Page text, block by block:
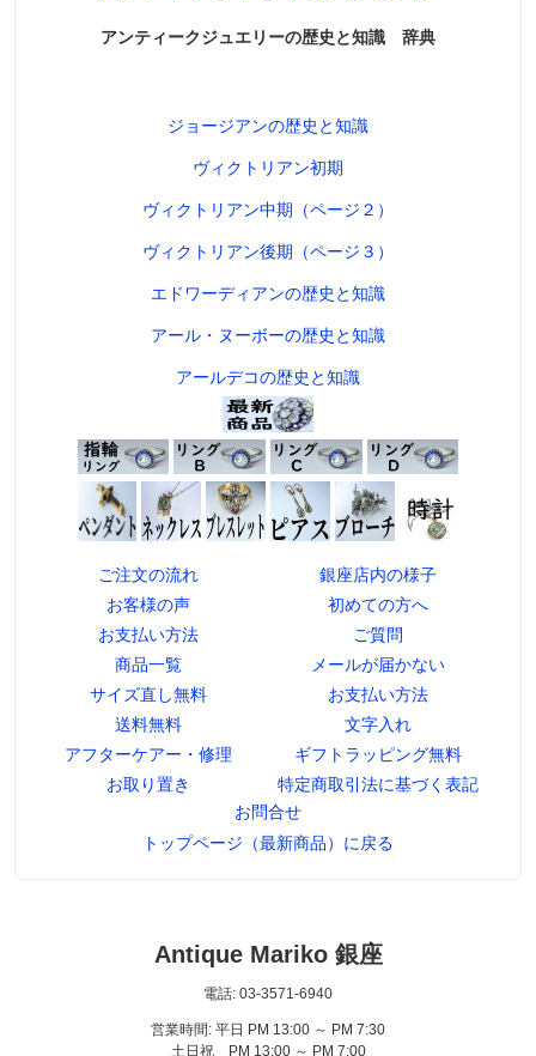
アンティークジュエリーの歴史と知識 辞典
ジョージアンの歴史と知識
ヴィクトリアン初期
ヴィクトリアン中期（ページ２）
ヴィクトリアン後期（ページ３）
エドワーディアンの歴史と知識
アール・ヌーボーの歴史と知識
アールデコの歴史と知識
ご注文の流れ
お客様の声
お支払い方法
商品一覧
サイズ直し無料
送料無料
アフターケアー・修理
お取り置き
銀座店内の様子
初めての方へ
ご質問
メールが届かない
お支払い方法
文字入れ
ギフトラッピング無料
特定商取引法に基づく表記
お問合せ
トップページ（最新商品）に戻る
Antique Mariko 銀座
電話: 03-3571-6940
営業時間: 平日 PM 13:00 ～ PM 7:30
土日祝 PM 13:00 ～ PM 7:00